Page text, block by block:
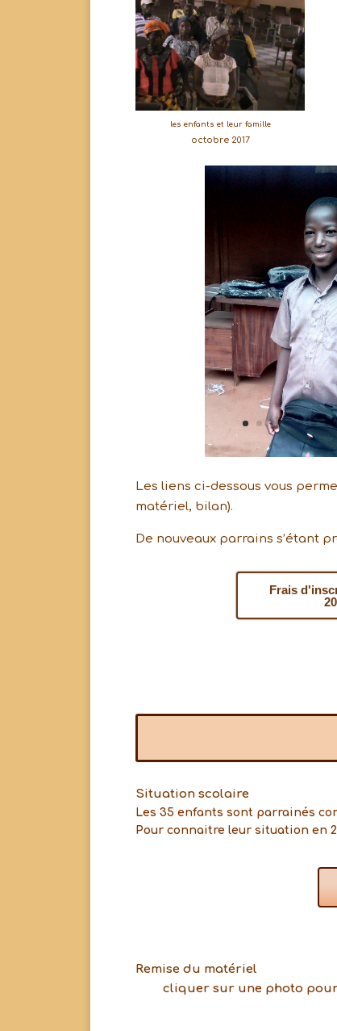
les enfants et leur famille
octobre 2017
Les liens ci-dessous vous
matériel, bilan).
De nouveaux parrains s’étant
Frais
Situation scolaire
Les 35 enfants sont parrainés
Pour connaitre leur situation en
Remise du matériel
cliquer sur une photo